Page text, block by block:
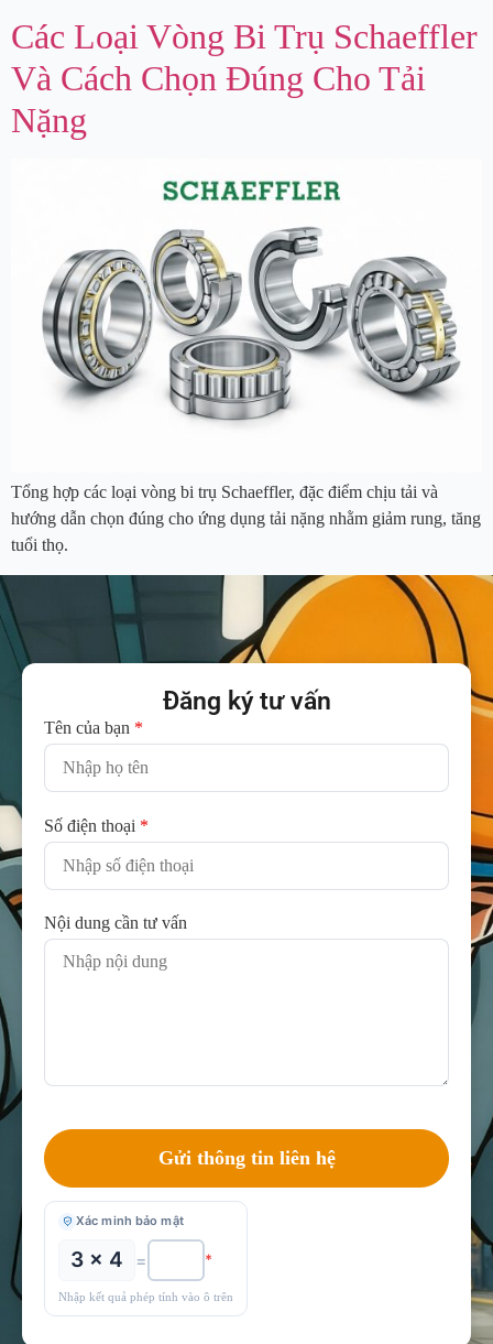
Các Loại Vòng Bi Trụ Schaeffler
Và Cách Chọn Đúng Cho Tải
Nặng
Tổng hợp các loại vòng bi trụ Schaeffler, đặc điểm chịu tải và
hướng dẫn chọn đúng cho ứng dụng tải nặng nhằm giảm rung, tăng
tuổi thọ.
Đăng ký tư vấn
Tên của bạn *
Số điện thoại *
Nội dung cần tư vấn
Xác minh bảo mật
3 × 4 = *
Nhập kết quả phép tính vào ô trên